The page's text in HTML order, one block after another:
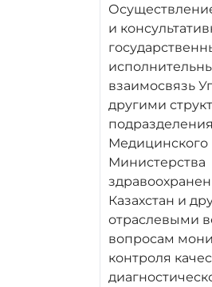
и
взаимосвязь
другими
Медицинского
Министерства
Казахстан и
отраслевыми
вопросам
контроля